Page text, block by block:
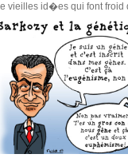
vieilles id�es qui font froid